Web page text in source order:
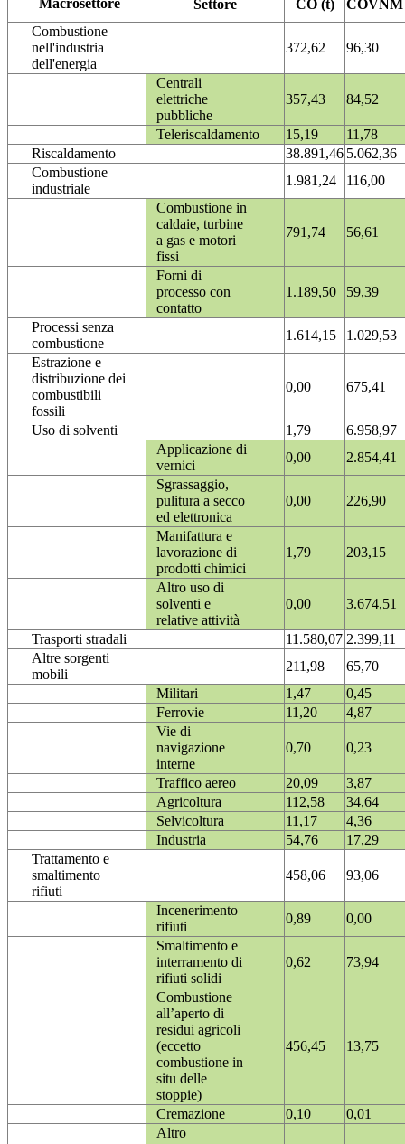
Macrosettore Settore CO (t)
COVNM
Combustione
nell'industria
dell'energia
372,62 96,30
Centrali
elettriche
pubbliche
357,43 84,52
Teleriscaldamento 15,19
11,78
Riscaldamento
38.891,46 5.062,36
Combustione
industriale
1.981,24
116,00
Combustione in
caldaie, turbine
a gas e motori
fissi
791,74 56,61
Forni di
processo con
contatto
1.189,50 59,39
Processi senza
combustione
1.614,15
1.029,53
Estrazione e
distribuzione dei
combustibili
fossili
0,00 675,41
Uso di solventi 1,79
6.958,97
Applicazione di
vernici
0,00
2.854,41
Sgrassaggio,
pulitura a secco
ed elettronica
0,00 226,90
Manifattura e
lavorazione di
prodotti chimici
1,79 203,15
Altro uso di
solventi e
relative attività
0,00 3.674,51
Trasporti stradali 11.580,07 2.399,11
Altre sorgenti
mobili
211,98
65,70
Militari
1,47
0,45
Ferrovie
11,20
4,87
Vie di
navigazione
interne
0,70 0,23
Traffico aereo 20,09
3,87
Agricoltura
112,58
34,64
Selvicoltura
11,17
4,36
Industria
54,76
17,29
Trattamento e
smaltimento
rifiuti
458,06 93,06
Incenerimento
rifiuti
0,89
0,00
Smaltimento e
interramento di
rifiuti solidi
0,62 73,94
Combustione
all’aperto di
residui agricoli
(eccetto
combustione in
situ delle
stoppie)
456,45 13,75
Cremazione 0,10
0,01
Altro